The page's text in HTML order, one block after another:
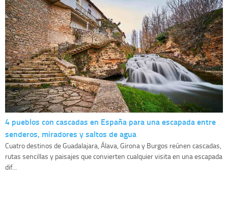
4 pueblos con cascadas en España para una escapada entre
senderos, miradores y saltos de agua
Cuatro destinos de Guadalajara, Álava, Girona y Burgos reúnen cascadas,
rutas sencillas y paisajes que convierten cualquier visita en una escapada
dif...